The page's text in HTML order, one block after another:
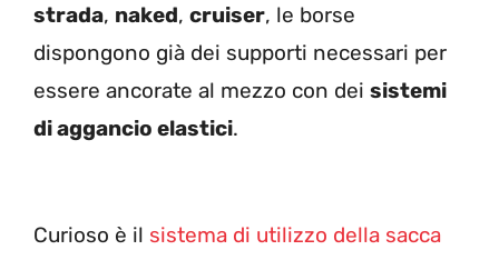
strada, naked, cruiser, le borse
dispongono già dei supporti necessari per
essere ancorate al mezzo con dei sistemi
di aggancio elastici.
Curioso è il sistema di utilizzo della sacca